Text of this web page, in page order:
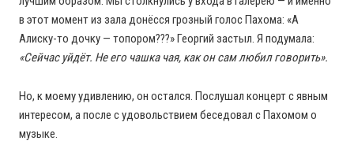
в этот момент из зала донёсся грозный голос Пахома: «А
Алиску-то дочку — топором???» Георгий застыл. Я подумала:
«Сейчас уйдёт. Не его чашка чая, как он сам любил говорить».
Но, к моему удивлению, он остался. Послушал концерт с явным
интересом, а после с удовольствием беседовал с Пахомом о
музыке.